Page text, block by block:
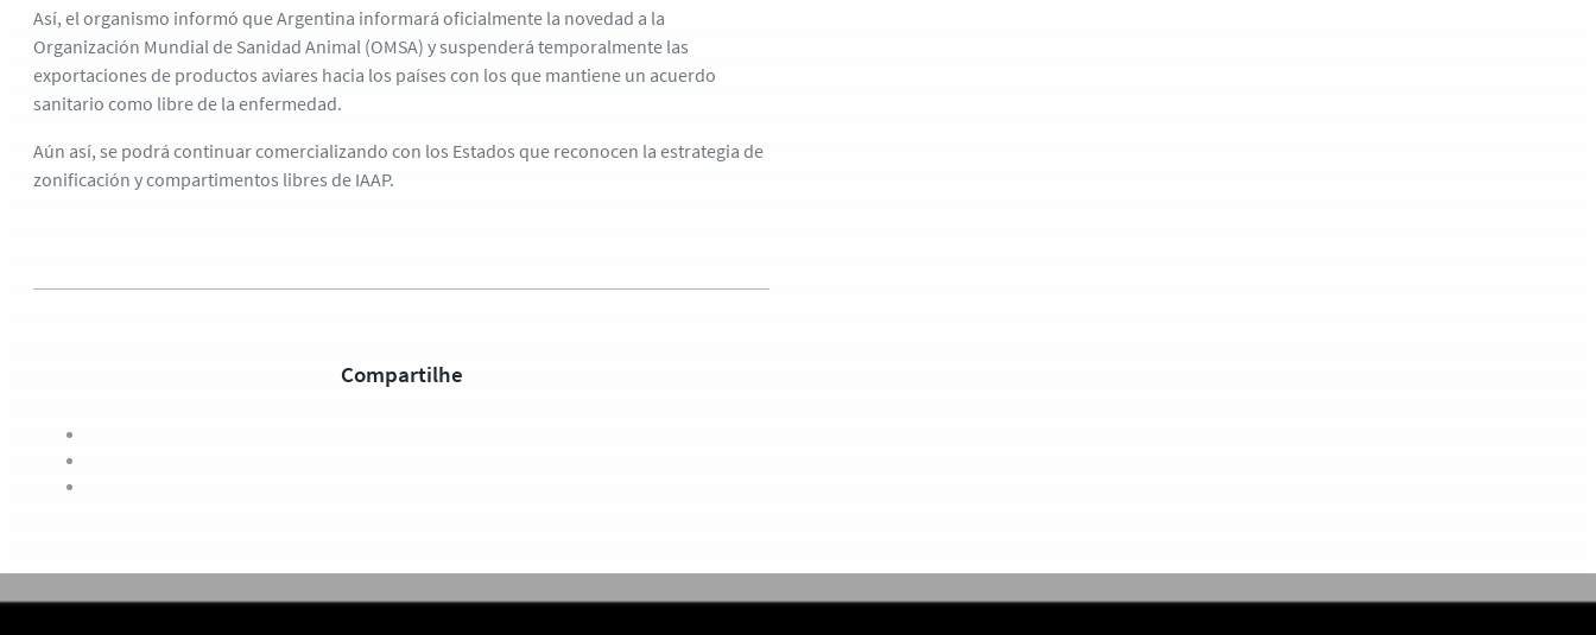
Así, el organismo informó que Argentina informará oficialmente la novedad a la
Organización Mundial de Sanidad Animal (OMSA) y suspenderá temporalmente las
exportaciones de productos aviares hacia los países con los que mantiene un acuerdo
sanitario como libre de la enfermedad.
Aún así, se podrá continuar comercializando con los Estados que reconocen la estrategia de
zonificación y compartimentos libres de IAAP.
Compartilhe